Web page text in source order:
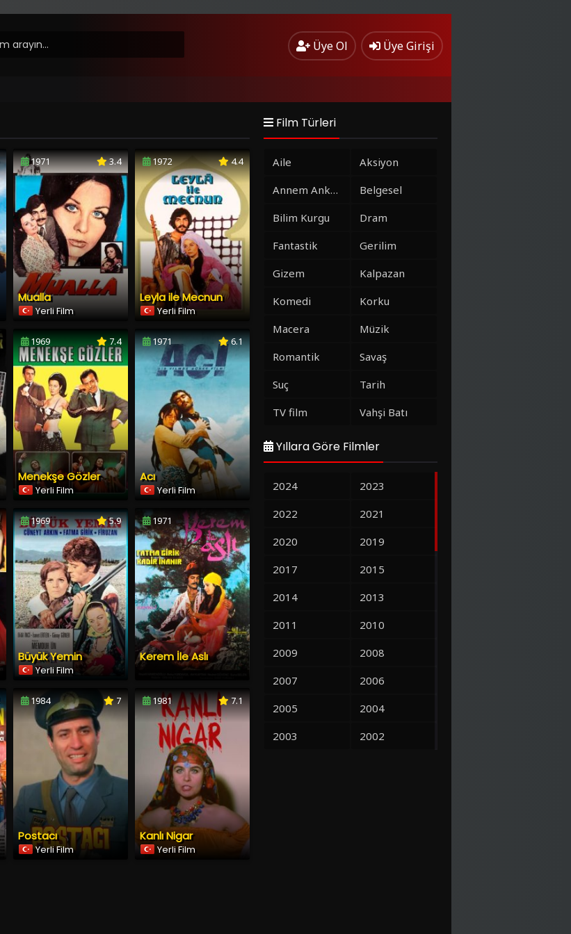
Üye Ol Üye Girişi
1971 3.4
Mualla
Yerli Film
1972 4.4
Leyla ile Mecnun
Yerli Film
1969 7.4
Menekşe Gözler
Yerli Film
1971 6.1
Acı
Yerli Film
1969 5.9
Büyük Yemin
Yerli Film
1971
Kerem İle Aslı
1984 7
Postacı
Yerli Film
1981 7.1
Kanlı Nigar
Yerli Film
Film Türleri
Aile
Aksiyon
Annem Ankara
Belgesel
Bilim Kurgu
Dram
Fantastik
Gerilim
Gizem
Kalpazan
Komedi
Korku
Macera
Müzik
Romantik
Savaş
Suç
Tarih
TV film
Vahşi Batı
Yıllara Göre Filmler
2024
2023
2022
2021
2020
2019
2017
2015
2014
2013
2011
2010
2009
2008
2007
2006
2005
2004
2003
2002